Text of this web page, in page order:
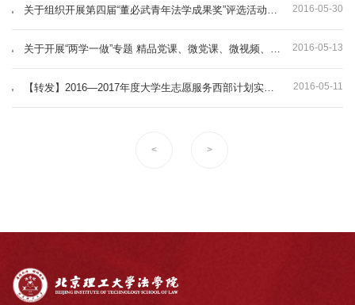
2016-05-30
2016-05-13
2016-05-11
< >